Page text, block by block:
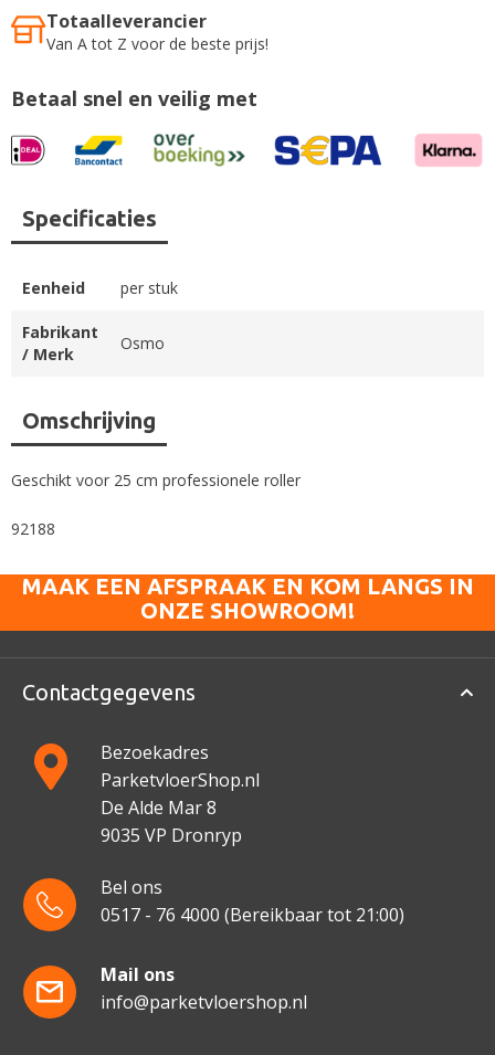
Totaalleverancier
Van A tot Z voor de beste prijs!
Betaal snel en veilig met
Omschrijving
Geschikt voor 25 cm professionele roller
92188
Specificaties
Eenheid per stuk
Fabrikant
/ Merk
Osmo
MAAK EEN AFSPRAAK EN KOM LANGS IN
ONZE SHOWROOM!
Contactgegevens
Bezoekadres
ParketvloerShop.nl
De Alde Mar 8
9035 VP Dronryp
Bel ons
0517 - 76 4000 (Bereikbaar tot 21:00)
Mail ons
info@parketvloershop.nl